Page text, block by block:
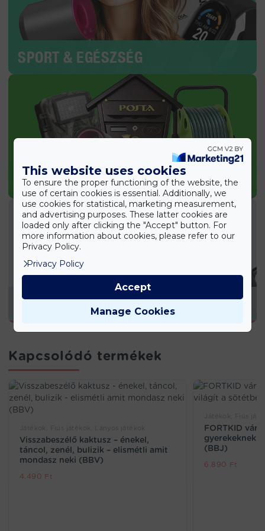
SPORT & EGÉSZSÉG
KERTI TERMÉKEK
KONYHAI TERMÉKEK
Kapcsolódó termékek
Visszabeszélő kaktusz – énekel,
táncol, zenél, bulizik – elismétli amit
mondasz neki (BBV)
4.490 Ft
FORTKID
gyerekeknek
(BBJ)
6.890 Ft
This website uses cookies
To ensure the proper functioning of the website, the
use of certain cookies is essential. Additionally, we
use cookies for statistical, marketing measurement,
and advertising purposes. These latter cookies are
loaded only after clicking the "Accept" button. For
more information about cookies, please refer to our
Privacy Policy.
Privacy Policy
Manage Cookies
Accept